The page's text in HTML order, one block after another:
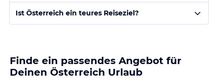
Ist Österreich ein teures Reiseziel?
Finde ein passendes Angebot für
Deinen Österreich Urlaub